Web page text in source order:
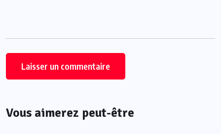
Vous aimerez peut-être